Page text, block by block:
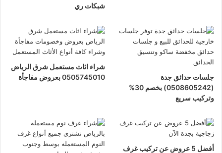
شبكات ري
جلسات حدائق جدة
(0508605242) بخصم 30%
وتركيب سريع
شراء اثاث مستعمل شرق الرياض
0505745010 بعروض مفاجأة
أفضل 5 عروض عن تركيب غرف